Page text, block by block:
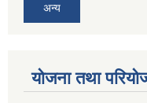
अन्य
योजना तथा